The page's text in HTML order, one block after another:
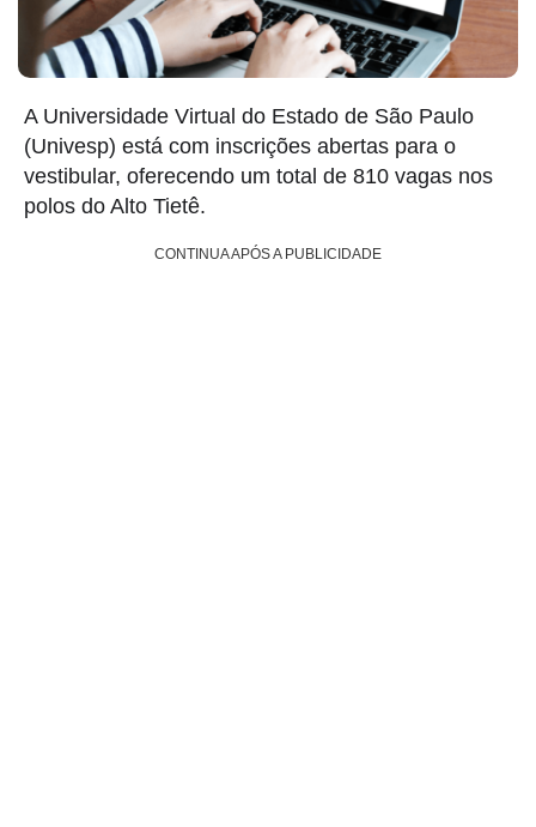
A Universidade Virtual do Estado de São Paulo
(Univesp) está com inscrições abertas para o
vestibular, oferecendo um total de 810 vagas nos
polos do Alto Tietê.
CONTINUA APÓS A PUBLICIDADE